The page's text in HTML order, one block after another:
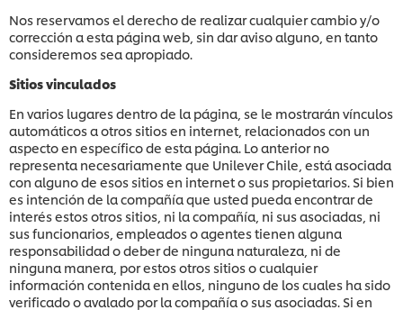
Nos reservamos el derecho de realizar cualquier cambio y/o
corrección a esta página web, sin dar aviso alguno, en tanto
consideremos sea apropiado.
Sitios vinculados
En varios lugares dentro de la página, se le mostrarán vínculos
automáticos a otros sitios en internet, relacionados con un
aspecto en específico de esta página. Lo anterior no
representa necesariamente que Unilever Chile, está asociada
con alguno de esos sitios en internet o sus propietarios. Si bien
es intención de la compañía que usted pueda encontrar de
interés estos otros sitios, ni la compañía, ni sus asociadas, ni
sus funcionarios, empleados o agentes tienen alguna
responsabilidad o deber de ninguna naturaleza, ni de
ninguna manera, por estos otros sitios o cualquier
información contenida en ellos, ninguno de los cuales ha sido
verificado o avalado por la compañía o sus asociadas. Si en